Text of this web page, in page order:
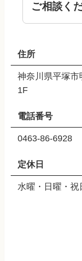
ご相談く
住所
神奈川県平塚
1F
電話番号
0463-86-6928
定休日
水曜・日曜・祝